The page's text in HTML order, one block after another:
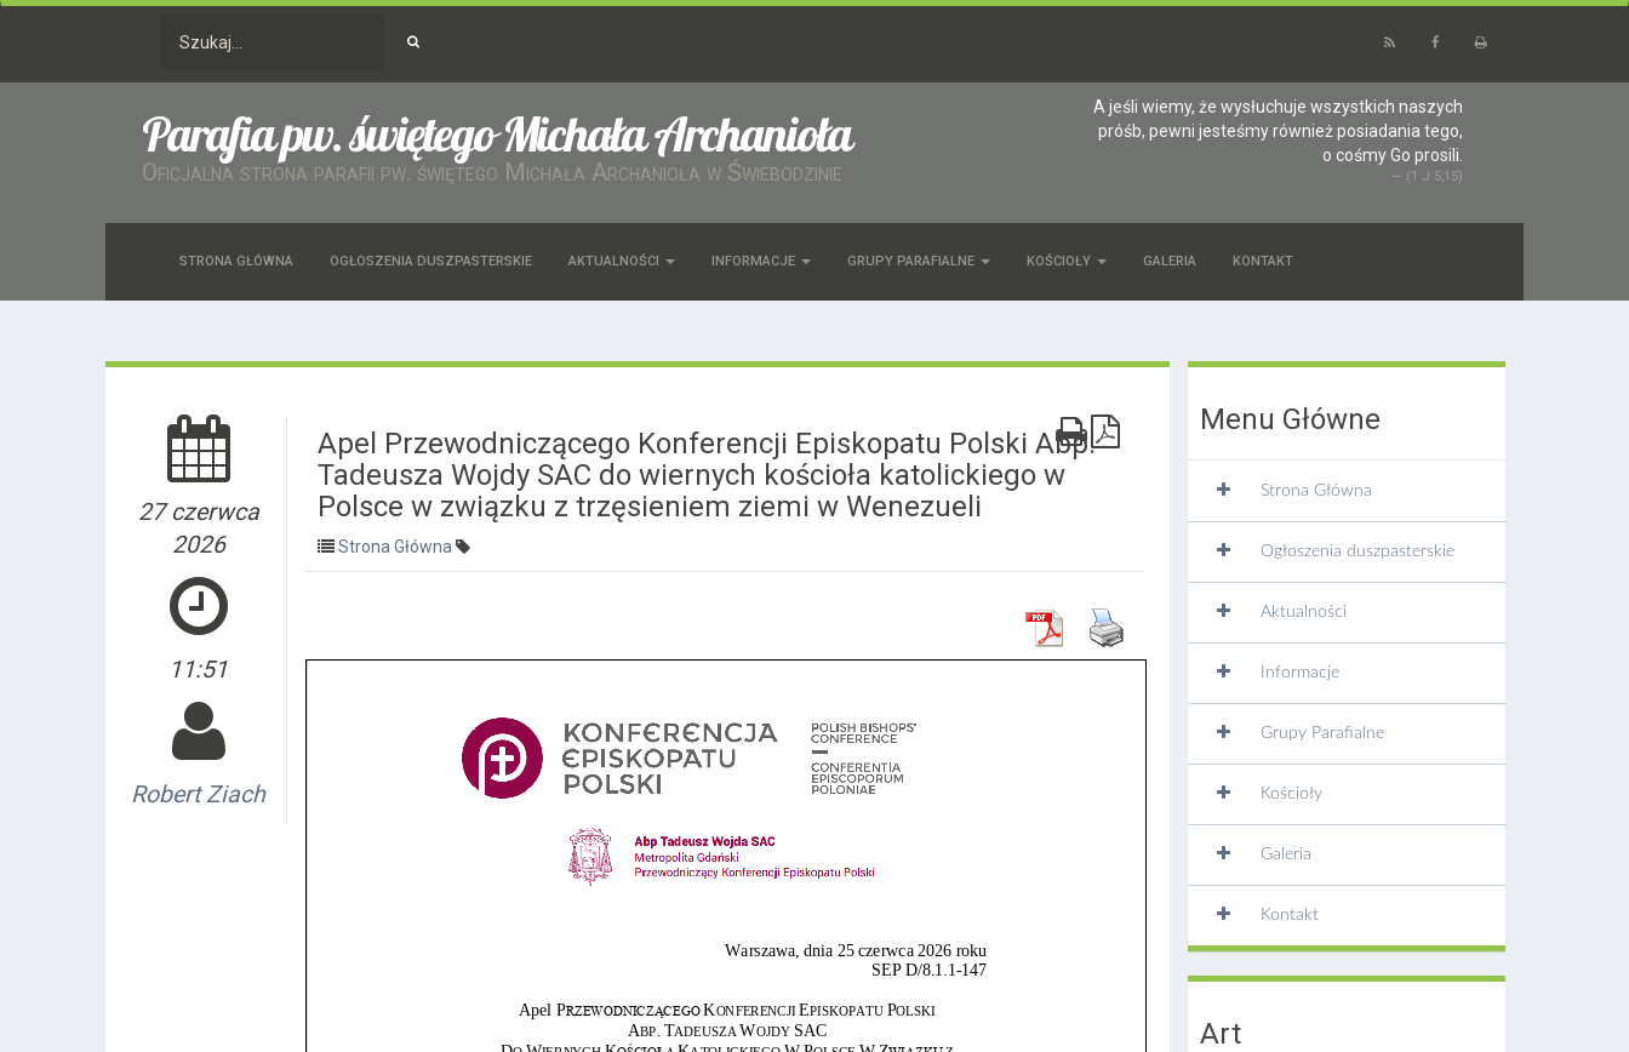
Parafia pw. świętego Michała Archanioła
Oficjalna strona parafii pw. świętego Michała Archanioła w Świebodzinie
A jeśli wiemy, że wysłuchuje wszystkich naszych
próśb, pewni jesteśmy również posiadania tego,
o cośmy Go prosili.
(1 J 5,15)
STRONA GŁÓWNA OGŁOSZENIA DUSZPASTERSKIE AKTUALNOŚCI INFORMACJE GRUPY PARAFIALNE KOŚCIOŁY GALERIA KONTAKT
27 czerwca
2026
11:51
Robert Ziach
Apel Przewodniczącego Konferencji Episkopatu Polski Abp.
Tadeusza Wojdy SAC do wiernych kościoła katolickiego w
Polsce w związku z trzęsieniem ziemi w Wenezueli
Strona Główna
Menu Główne
Strona Główna
Ogłoszenia duszpasterskie
Aktualności
Informacje
Grupy Parafialne
Kościoły
Galeria
Kontakt
Art